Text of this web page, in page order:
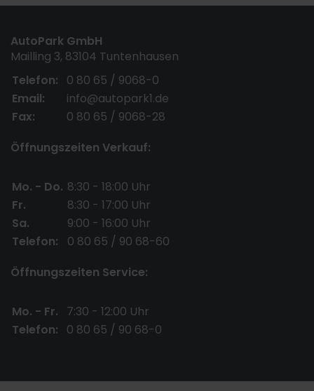
AutoPark GmbH
Mailling 3, 83104 Tuntenhausen
Telefon:
0 80 65 / 9068-0
Email:
info@autopark1.de
Fax:
0 80 65 / 9068-28
Öffnungszeiten Verkauf:
Mo. - Do. 8:30 - 18:00 Uhr
Fr.
8:30 - 17:00 Uhr
Sa.
9:00 - 16:00 Uhr
Telefon:
0 80 65 / 90 68-60
Öffnungszeiten Service:
Mo. - Fr.
7:30 - 12:00 Uhr
Telefon:
0 80 65 / 90 68-0